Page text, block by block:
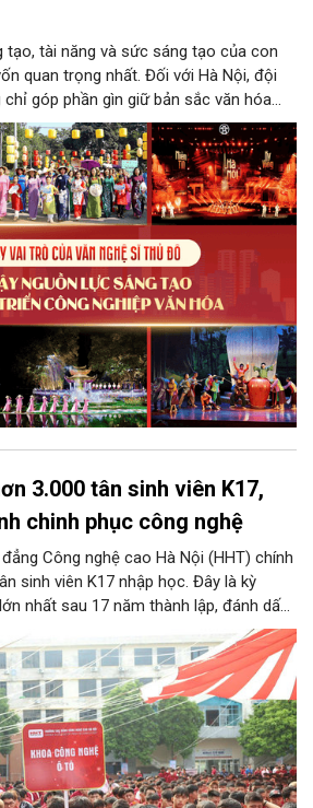
tạo, tài năng và sức sáng tạo của con
quan trọng nhất. Đối với Hà Nội, đội
góp phần gìn giữ bản sắc văn hóa
tâm trong quá trình hình thành các sản
có giá trị. Khơi dậy, phát huy và tạo
tạo ấy phát triển sẽ là “chìa khóa”
quả tiềm năng văn hóa, nâng cao năng
định vị thế của một trung tâm sáng tạo
3.000 tân sinh viên K17,
chinh phục công nghệ
Công nghệ cao Hà Nội (HHT) chính
sinh viên K17 nhập học. Đây là kỳ
nhất sau 17 năm thành lập, đánh dấu
trọng của nhà trường.